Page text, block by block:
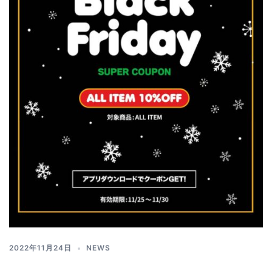
2022年11月24日 NEWS